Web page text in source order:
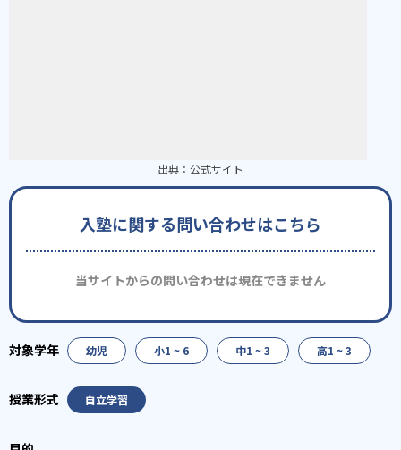
出典： 公式サイト
入塾に関する問い合わせはこちら
当サイトからの問い合わせは現在できません
幼児 小1 ~ 6 中1 ~ 3 高1 ~ 3
自立学習